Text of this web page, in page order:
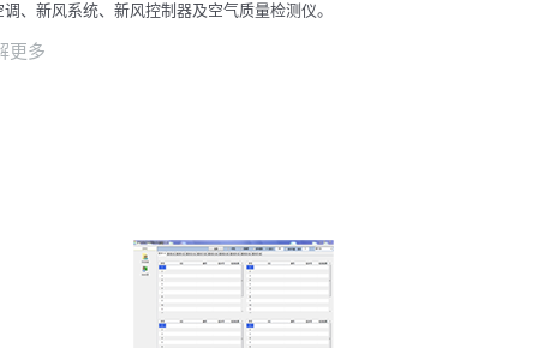
调、新风系统、新风控制器及空气质量检测仪。
更多